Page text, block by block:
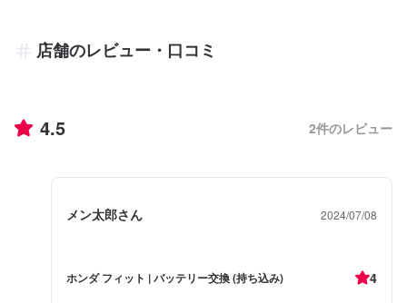
店舗のレビュー・口コミ
4.5 2件のレビュー
メン太郎さん 2024/07/08
ホンダ フィット | バッテリー交換 (持ち込み) 4